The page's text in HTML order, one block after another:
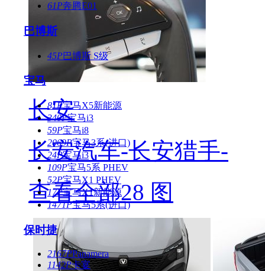
61P奔腾E01
巴博斯
45P巴博斯 S级
宝马
81P宝马X5新能源
340P宝马i3
59P宝马i8
2069P宝马3系(进口)
24P宝马i3
109P宝马5系 PHEV
52P宝马X1 PHEV
17P宝马X1新能源
1471P宝马5系(进口)
保时捷
2167PPanamera
1142P卡宴
长安
长安汽车-长安猎手-
查看全部28 图